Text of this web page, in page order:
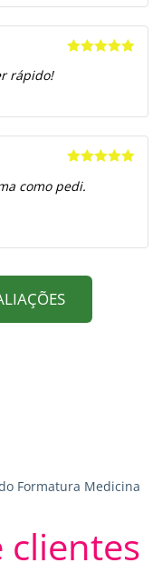
rápido!
de 5
como pedi.
Formatura Medicina
clientes